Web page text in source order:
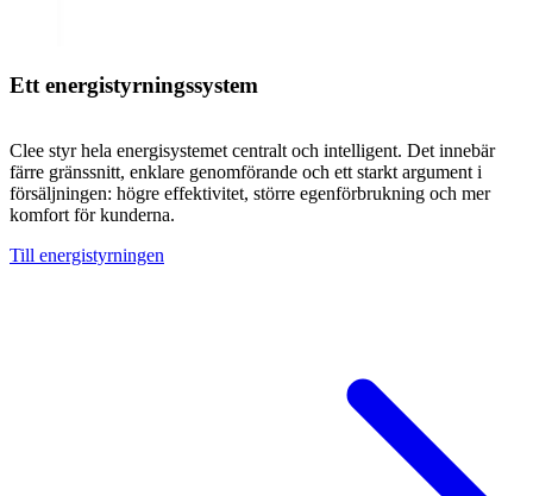
Ett energistyrningssystem
Clee styr hela energisystemet centralt och intelligent. Det innebär
färre gränssnitt, enklare genomförande och ett starkt argument i
försäljningen: högre effektivitet, större egenförbrukning och mer
komfort för kunderna.
Till energistyrningen